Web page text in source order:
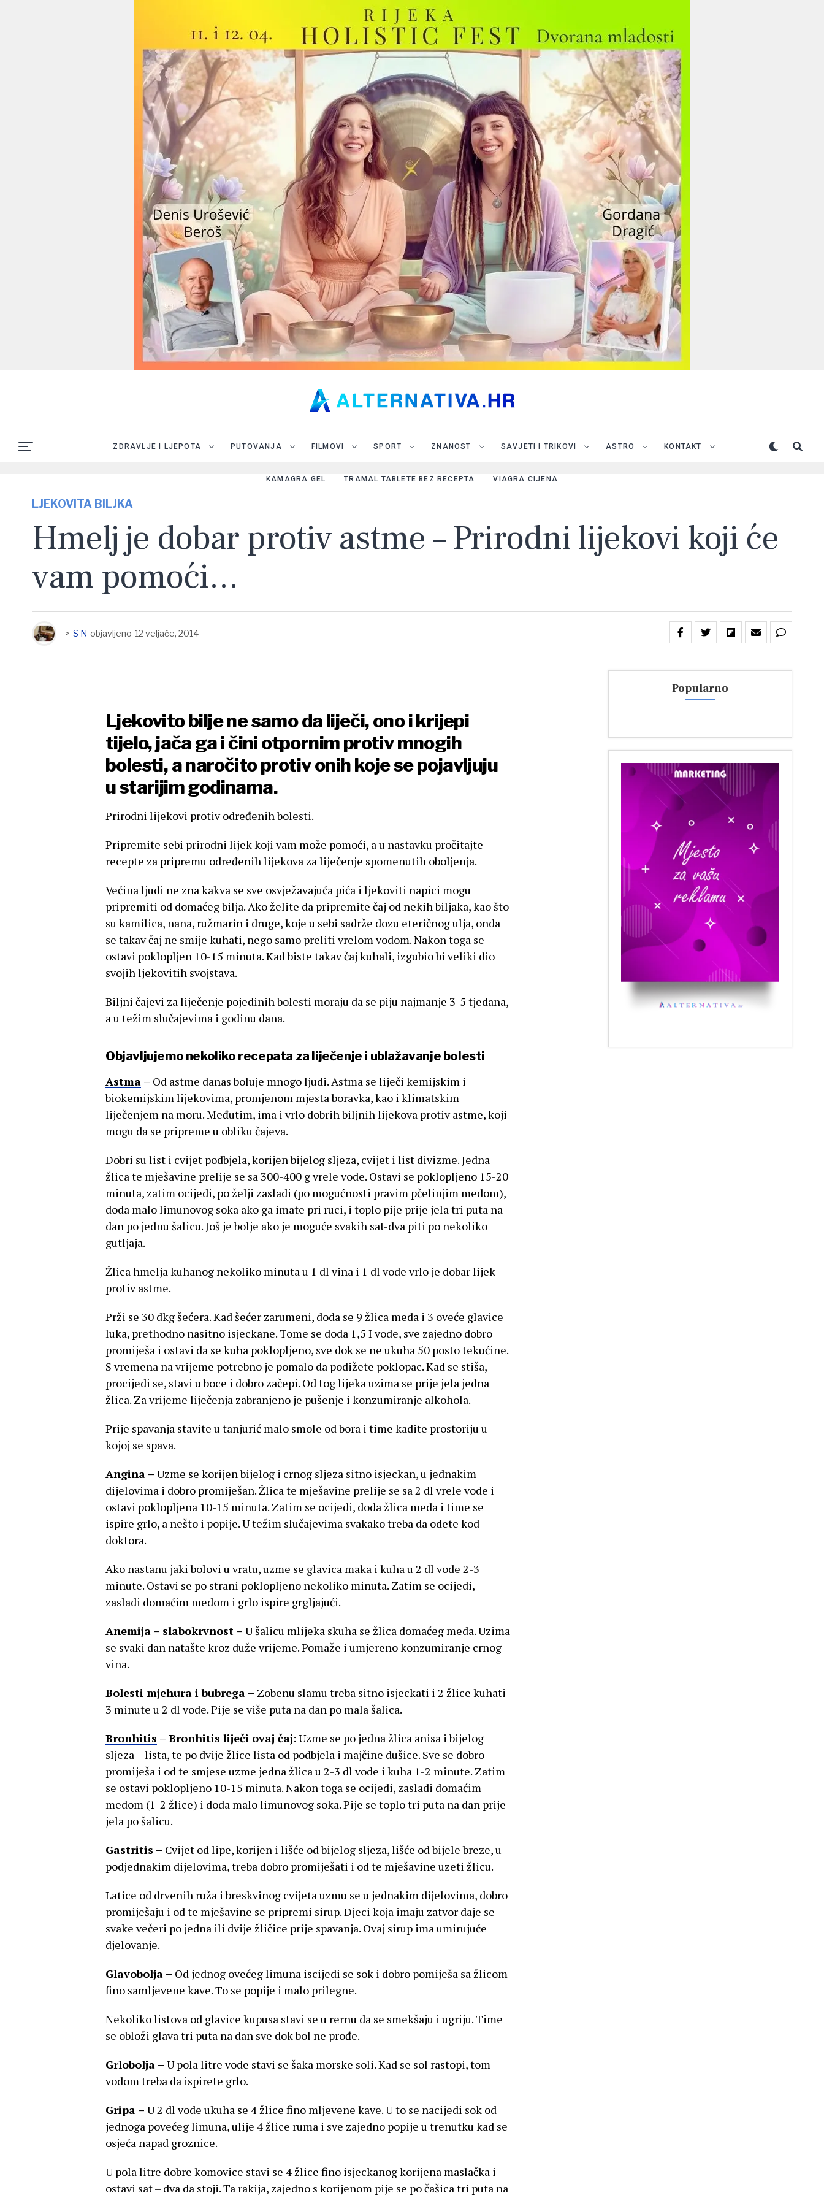
ZDRAVLJE I LJEPOTA PUTOVANJA FILMOVI SPORT ZNANOST SAVJETI I TRIKOVI ASTRO KONTAKT
KAMAGRA GEL TRAMAL TABLETE BEZ RECEPTA VIAGRA CIJENA
LJEKOVITA BILJKA
Hmelj je dobar protiv astme – Prirodni lijekovi koji će
vam pomoći…
> S N objavljeno 12 veljače, 2014
Ljekovito bilje ne samo da liječi, ono i krijepi
tijelo, jača ga i čini otpornim protiv mnogih
bolesti, a naročito protiv onih koje se pojavljuju
u starijim godinama.
Prirodni lijekovi protiv određenih bolesti.
Pripremite sebi prirodni lijek koji vam može pomoći, a u nastavku pročitajte
recepte za pripremu određenih lijekova za liječenje spomenutih oboljenja.
Većina ljudi ne zna kakva se sve osvježavajuća pića i ljekoviti napici mogu
pripremiti od domaćeg bilja. Ako želite da pripremite čaj od nekih biljaka, kao što
su kamilica, nana, ružmarin i druge, koje u sebi sadrže dozu eteričnog ulja, onda
se takav čaj ne smije kuhati, nego samo preliti vrelom vodom. Nakon toga se
ostavi poklopljen 10-15 minuta. Kad biste takav čaj kuhali, izgubio bi veliki dio
svojih ljekovitih svojstava.
Biljni čajevi za liječenje pojedinih bolesti moraju da se piju najmanje 3-5 tjedana,
a u težim slučajevima i godinu dana.
Objavljujemo nekoliko recepata za liječenje i ublažavanje bolesti
Astma – Od astme danas boluje mnogo ljudi. Astma se liječi kemijskim i
biokemijskim lijekovima, promjenom mjesta boravka, kao i klimatskim
liječenjem na moru. Međutim, ima i vrlo dobrih biljnih lijekova protiv astme, koji
mogu da se pripreme u obliku čajeva.
Dobri su list i cvijet podbjela, korijen bijelog sljeza, cvijet i list divizme. Jedna
žlica te mješavine prelije se sa 300-400 g vrele vode. Ostavi se poklopljeno 15-20
minuta, zatim ocijedi, po želji zasladi (po mogućnosti pravim pčelinjim medom),
doda malo limunovog soka ako ga imate pri ruci, i toplo pije prije jela tri puta na
dan po jednu šalicu. Još je bolje ako je moguće svakih sat-dva piti po nekoliko
gutljaja.
Žlica hmelja kuhanog nekoliko minuta u 1 dl vina i 1 dl vode vrlo je dobar lijek
protiv astme.
Prži se 30 dkg šećera. Kad šećer zarumeni, doda se 9 žlica meda i 3 oveće glavice
luka, prethodno nasitno isjeckane. Tome se doda 1,5 I vode, sve zajedno dobro
promiješa i ostavi da se kuha poklopljeno, sve dok se ne ukuha 50 posto tekućine.
S vremena na vrijeme potrebno je pomalo da podižete poklopac. Kad se stiša,
procijedi se, stavi u boce i dobro začepi. Od tog lijeka uzima se prije jela jedna
žlica. Za vrijeme liječenja zabranjeno je pušenje i konzumiranje alkohola.
Prije spavanja stavite u tanjurić malo smole od bora i time kadite prostoriju u
kojoj se spava.
Angina – Uzme se korijen bijelog i crnog sljeza sitno isjeckan, u jednakim
dijelovima i dobro promiješan. Žlica te mješavine prelije se sa 2 dl vrele vode i
ostavi poklopljena 10-15 minuta. Zatim se ocijedi, doda žlica meda i time se
ispire grlo, a nešto i popije. U težim slučajevima svakako treba da odete kod
doktora.
Ako nastanu jaki bolovi u vratu, uzme se glavica maka i kuha u 2 dl vode 2-3
minute. Ostavi se po strani poklopljeno nekoliko minuta. Zatim se ocijedi,
zasladi domaćim medom i grlo ispire grgljajući.
Anemija – slabokrvnost – U šalicu mlijeka skuha se žlica domaćeg meda. Uzima
se svaki dan natašte kroz duže vrijeme. Pomaže i umjereno konzumiranje crnog
vina.
Bolesti mjehura i bubrega – Zobenu slamu treba sitno isjeckati i 2 žlice kuhati
3 minute u 2 dl vode. Pije se više puta na dan po mala šalica.
Bronhitis – Bronhitis liječi ovaj čaj: Uzme se po jedna žlica anisa i bijelog
sljeza – lista, te po dvije žlice lista od podbjela i majčine dušice. Sve se dobro
promiješa i od te smjese uzme jedna žlica u 2-3 dl vode i kuha 1-2 minute. Zatim
se ostavi poklopljeno 10-15 minuta. Nakon toga se ocijedi, zasladi domaćim
medom (1-2 žlice) i doda malo limunovog soka. Pije se toplo tri puta na dan prije
jela po šalicu.
Gastritis – Cvijet od lipe, korijen i lišće od bijelog sljeza, lišće od bijele breze, u
podjednakim dijelovima, treba dobro promiješati i od te mješavine uzeti žlicu.
Latice od drvenih ruža i breskvinog cvijeta uzmu se u jednakim dijelovima, dobro
promiješaju i od te mješavine se pripremi sirup. Djeci koja imaju zatvor daje se
svake večeri po jedna ili dvije žličice prije spavanja. Ovaj sirup ima umirujuće
djelovanje.
Glavobolja – Od jednog ovećeg limuna iscijedi se sok i dobro pomiješa sa žlicom
fino samljevene kave. To se popije i malo prilegne.
Nekoliko listova od glavice kupusa stavi se u rernu da se smekšaju i ugriju. Time
se obloži glava tri puta na dan sve dok bol ne prođe.
Grlobolja – U pola litre vode stavi se šaka morske soli. Kad se sol rastopi, tom
vodom treba da ispirete grlo.
Gripa – U 2 dl vode ukuha se 4 žlice fino mljevene kave. U to se nacijedi sok od
jednoga povećeg limuna, ulije 4 žlice ruma i sve zajedno popije u trenutku kad se
osjeća napad groznice.
U pola litre dobre komovice stavi se 4 žlice fino isjeckanog korijena maslačka i
ostavi sat – dva da stoji. Ta rakija, zajedno s korijenom pije se po čašica tri puta na
Popularno